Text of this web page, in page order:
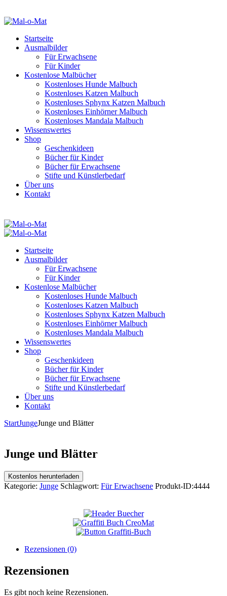
Startseite
Ausmalbilder
Für Erwachsene
Für Kinder
Kostenlose Malbücher
Kostenloses Hunde Malbuch
Kostenloses Katzen Malbuch
Kostenloses Sphynx Katzen Malbuch
Kostenloses Einhörner Malbuch
Kostenloses Mandala Malbuch
Wissenswertes
Shop
Geschenkideen
Bücher für Kinder
Bücher für Erwachsene
Stifte und Künstlerbedarf
Über uns
Kontakt
Startseite
Ausmalbilder
Für Erwachsene
Für Kinder
Kostenlose Malbücher
Kostenloses Hunde Malbuch
Kostenloses Katzen Malbuch
Kostenloses Sphynx Katzen Malbuch
Kostenloses Einhörner Malbuch
Kostenloses Mandala Malbuch
Wissenswertes
Shop
Geschenkideen
Bücher für Kinder
Bücher für Erwachsene
Stifte und Künstlerbedarf
Über uns
Kontakt
StartJungeJunge und Blätter
Junge und Blätter
Kostenlos herunterladen
Kategorie: Junge Schlagwort: Für Erwachsene Produkt-ID:4444
Rezensionen (0)
Rezensionen
Es gibt noch keine Rezensionen.